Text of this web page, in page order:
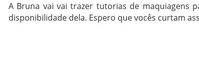
A Bruna vai vai trazer tutorias de maquiagens
disponibilidade dela. Espero que vocês curtam